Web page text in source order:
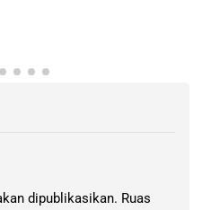
dipublikasikan. Ruas